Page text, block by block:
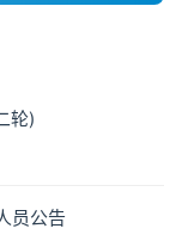
轮)
员公告